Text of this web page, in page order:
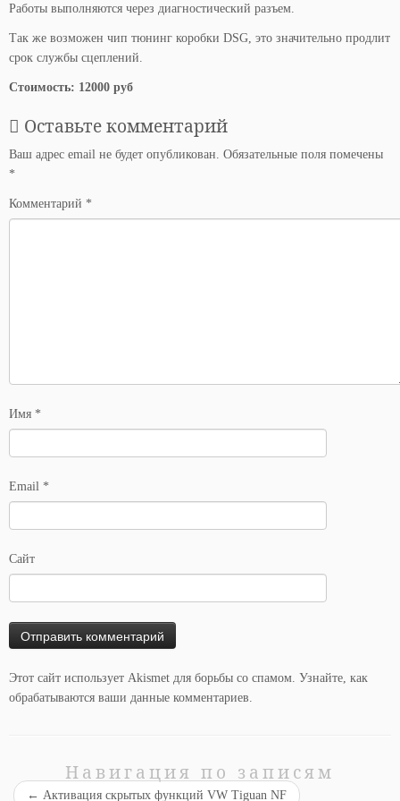
Работы выполняются через диагностический разъем.
Так же возможен чип тюнинг коробки DSG, это значительно продлит
срок службы сцеплений.
Стоимость: 12000 руб
Оставьте комментарий
Ваш адрес email не будет опубликован. Обязательные поля помечены
*
Комментарий *
Имя *
Email *
Сайт
Этот сайт использует Akismet для борьбы со спамом. Узнайте, как
обрабатываются ваши данные комментариев.
Навигация по записям
← Активация скрытых функций VW Tiguan NF